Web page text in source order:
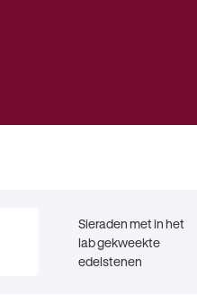
Sieraden met in het
lab gekweekte
edelstenen